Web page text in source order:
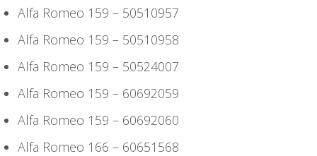
Alfa Romeo 159 – 50510957
Alfa Romeo 159 – 50510958
Alfa Romeo 159 – 50524007
Alfa Romeo 159 – 60692059
Alfa Romeo 159 – 60692060
Alfa Romeo 166 – 60651568